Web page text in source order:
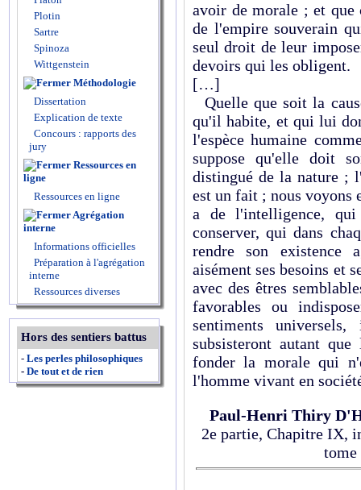
Plotin
Sartre
Spinoza
Wittgenstein
Méthodologie
Dissertation
Explication de texte
Concours : rapports des
jury
Ressources en
ligne
Ressources en ligne
Agrégation
interne
Informations officielles
Préparation à l'agrégation
interne
Ressources diverses
Hors des sentiers battus
- Les perles philosophiques
- De tout et de rien
avoir de morale ; et que
de l'empire souverain
seul droit de leur
devoirs qui les obligent.
[…]
Quelle que soit la
qu'il habite, et qui lui
l'espèce humaine
suppose qu'elle doit
distingué de la nature ;
est un fait ; nous voyons
a de l'intelligence,
conserver, qui dans
rendre son existence
aisément ses besoins et
avec des êtres
favorables ou
sentiments
subsisteront autant
fonder la morale qui
l'homme vivant en
Paul-Henri Thiry
2e partie, Chapitre IX,